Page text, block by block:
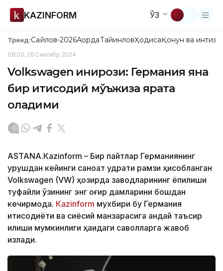
KAZINFORM ЎЗ
Тренд:Сайлов-2026АқордаТайинловҲодисаҚонун ва
08:00, 26 Сентябр 2024
Volkswagen инқирози: Германия яна
бир иқтисодий мўъжиза ярата
оладими
ASTANА.Кazinform – Бир пайтлар Германиянинг
урушдан кейинги саноат қудрати рамзи ҳисобланган
Volkswagen (VW) ҳозирда заводларининг ёпилиши
туфайли ўзининг энг оғир дамларини бошдан
кечирмоқда. Кazinform мухбири бу Германия
иқтисодиёти ва сиёсий манзарасига қандай таъсир
қилиши мумкинлиги ҳақидаги саволларга жавоб
излади.